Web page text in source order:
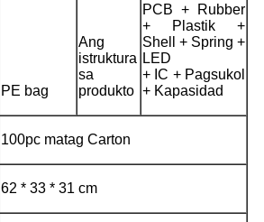
PE bag
Ang
istruktura
sa
produkto
PCB + Rubber
+ Plastik +
Shell + Spring +
LED
+ IC + Pagsukol
+ Kapasidad
100pc matag Carton
62 * 33 * 31 cm